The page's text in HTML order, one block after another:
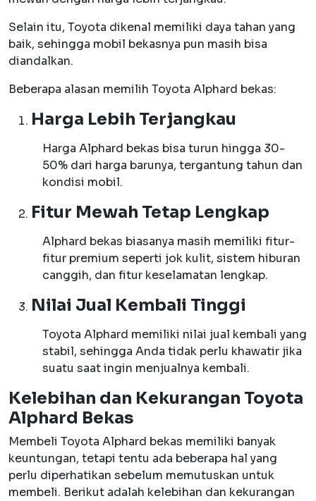
Selain itu, Toyota dikenal memiliki daya tahan yang
baik, sehingga mobil bekasnya pun masih bisa
diandalkan.
Beberapa alasan memilih Toyota Alphard bekas:
Harga Lebih Terjangkau
Harga Alphard bekas bisa turun hingga 30-
50% dari harga barunya, tergantung tahun dan
kondisi mobil.
Fitur Mewah Tetap Lengkap
Alphard bekas biasanya masih memiliki fitur-
fitur premium seperti jok kulit, sistem hiburan
canggih, dan fitur keselamatan lengkap.
Nilai Jual Kembali Tinggi
Toyota Alphard memiliki nilai jual kembali yang
stabil, sehingga Anda tidak perlu khawatir jika
suatu saat ingin menjualnya kembali.
Kelebihan dan Kekurangan Toyota
Alphard Bekas
Membeli Toyota Alphard bekas memiliki banyak
keuntungan, tetapi tentu ada beberapa hal yang
perlu diperhatikan sebelum memutuskan untuk
membeli. Berikut adalah kelebihan dan kekurangan